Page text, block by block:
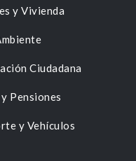
y Vivienda
Ciudadana
Pensiones
y Vehículos